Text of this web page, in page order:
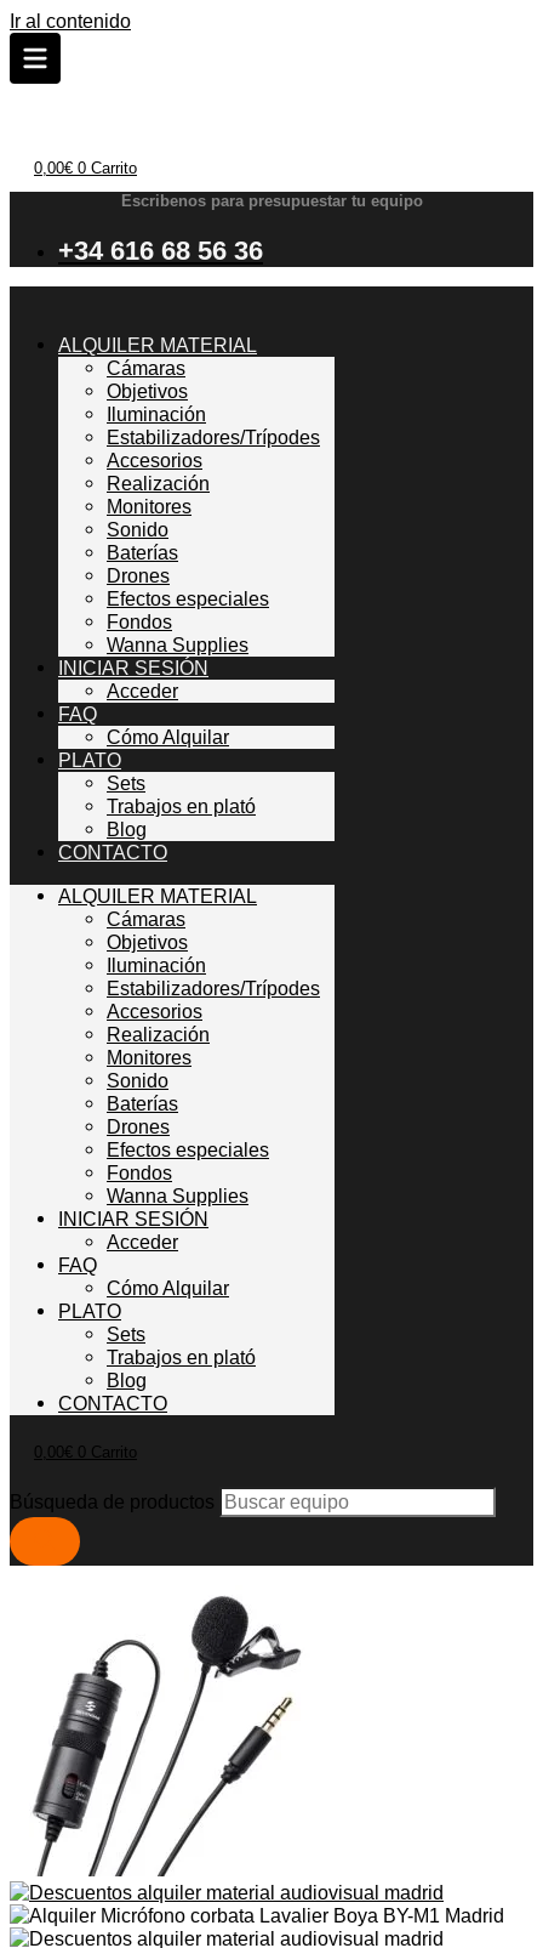
Ir al contenido
0,00€ 0 Carrito
Escribenos para presupuestar tu equipo
+34 616 68 56 36
ALQUILER MATERIAL
Cámaras
Objetivos
Iluminación
Estabilizadores/Trípodes
Accesorios
Realización
Monitores
Sonido
Baterías
Drones
Efectos especiales
Fondos
Wanna Supplies
INICIAR SESIÓN
Acceder
FAQ
Cómo Alquilar
PLATO
Sets
Trabajos en plató
Blog
CONTACTO
ALQUILER MATERIAL
Cámaras
Objetivos
Iluminación
Estabilizadores/Trípodes
Accesorios
Realización
Monitores
Sonido
Baterías
Drones
Efectos especiales
Fondos
Wanna Supplies
INICIAR SESIÓN
Acceder
FAQ
Cómo Alquilar
PLATO
Sets
Trabajos en plató
Blog
CONTACTO
0,00€ 0 Carrito
Búsqueda de productos